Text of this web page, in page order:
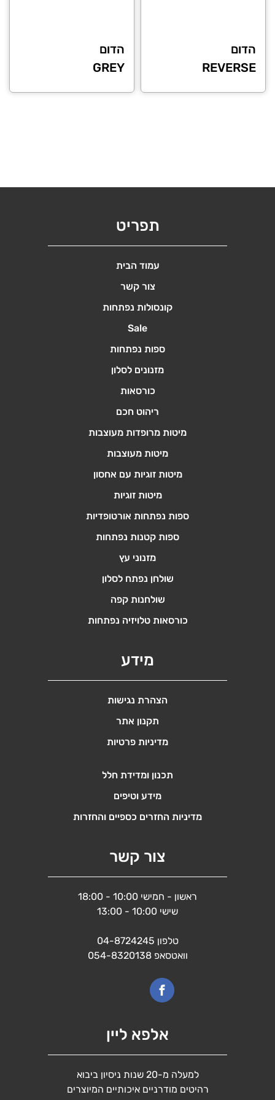
בעמוד
המוצר
בעמוד
המוצר
הדום
REVERSE
הדום
GREY
אלפא ליין
למעלה מ-20 שנות ניסיון ביבוא
רהיטים מודרניים איכותיים המיוצרים
צור קשר
ראשון - חמישי 10:00 - 18:00
שישי 10:00 - 13:00
טלפון 04-8724245
וואטסאפ054-8320138
מידע
הצהרת נגישות
תקנון אתר
מדיניות פרטיות
תכנון ומדידת חלל
מידע וטיפים
מדיניות החזרים כספיים והחזרות
תפריט
עמוד הבית
צור קשר
קונסולות נפתחות
Sale
ספות נפתחות
מזנונים לסלון
כורסאות
ריהוט חכם
מיטות מרופדות מעוצבות
מיטות מעוצבות
מיטות זוגיות עם אחסון
מיטות זוגיות
ספות נפתחות אורטופדיות
ספות קטנות נפתחות
מזנוני עץ
שולחן נפתח לסלון
שולחנות קפה
כורסאות טלויזיה נפתחות